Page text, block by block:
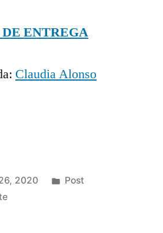
ENTREGA
Claudia Alonso
2020
Publicado
Post